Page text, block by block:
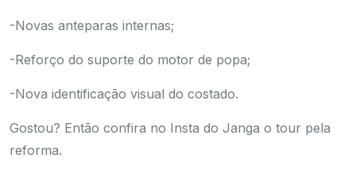
-Novas anteparas internas;
-Reforço do suporte do motor de popa;
-Nova identificação visual do costado.
Gostou? Então confira no Insta do Janga o tour pela
reforma.